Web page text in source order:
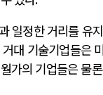
일정한 거리를 유
대 기술기업들은
가의 기업들은 물론